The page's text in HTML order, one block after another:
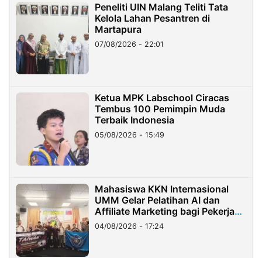
Peneliti UIN Malang Teliti Tata
Kelola Lahan Pesantren di
Martapura
07/08/2026 - 22:01
Ketua MPK Labschool Ciracas
Tembus 100 Pemimpin Muda
Terbaik Indonesia
05/08/2026 - 15:49
Mahasiswa KKN Internasional
UMM Gelar Pelatihan AI dan
Affiliate Marketing bagi Pekerja
Migran Indonesia di Taiwan
04/08/2026 - 17:24